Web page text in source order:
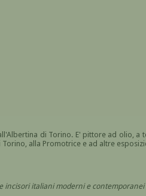
di Torino. E' pittore ad olio, a
alla Promotrice e ad altre
incisori italiani moderni e contemporanei